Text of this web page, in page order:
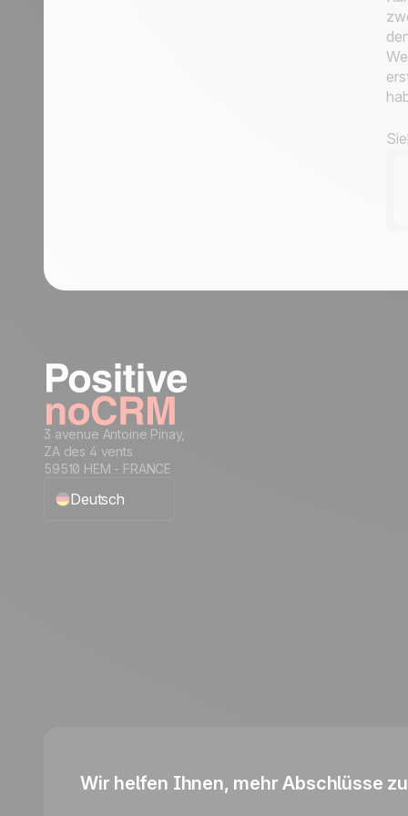
3 avenue Antoine Pinay,
ZA des 4 vents
59510 HEM - FRANCE
Deutsch
Wir helfen Ihnen, mehr Abschlüsse